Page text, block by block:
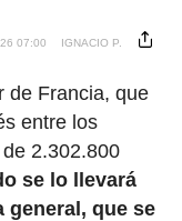
07:00 IGNACIO P.
de Francia, que
entre los
2.302.800
se lo llevará
general, que se